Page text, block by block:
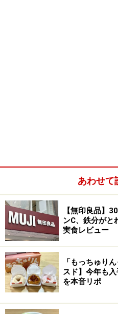
あわせて
【無印良品】
ンC、鉄分がと
実食レビュー
「もっちゅり
スド】今年も
を本音リポ